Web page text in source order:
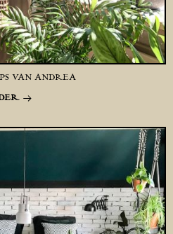
VAN ANDREA